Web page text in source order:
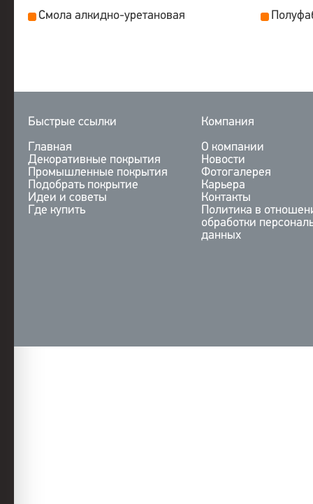
Смола алкидно-уретановая
Быстрые ссылки
Главная
Декоративные покрытия
Промышленные покрытия
Подобрать покрытие
Идеи и советы
Где купить
Компания
О компании
Новости
Фотогалерея
Карьера
Контакты
Политика в
обработки
данных